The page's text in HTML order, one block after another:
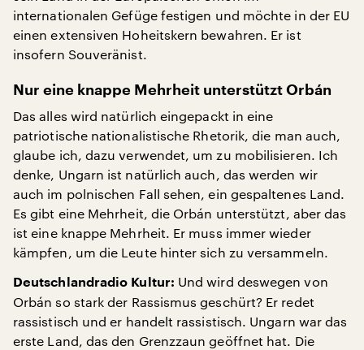
internationalen Gefüge festigen und möchte in der EU
einen extensiven Hoheitskern bewahren. Er ist
insofern Souveränist.
Nur eine knappe Mehrheit unterstützt Orbán
Das alles wird natürlich eingepackt in eine
patriotische nationalistische Rhetorik, die man auch,
glaube ich, dazu verwendet, um zu mobilisieren. Ich
denke, Ungarn ist natürlich auch, das werden wir
auch im polnischen Fall sehen, ein gespaltenes Land.
Es gibt eine Mehrheit, die Orbán unterstützt, aber das
ist eine knappe Mehrheit. Er muss immer wieder
kämpfen, um die Leute hinter sich zu versammeln.
Deutschlandradio Kultur: Und wird deswegen von
Orbán so stark der Rassismus geschürt? Er redet
rassistisch und er handelt rassistisch. Ungarn war das
erste Land, das den Grenzzaun geöffnet hat. Die